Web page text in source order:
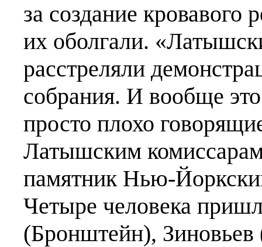
за создание кровавого
их оболгали.
расстреляли
собрания. И вообще
просто плохо
Латышским
памятник Нью-
Четыре человека
(Бронштейн),